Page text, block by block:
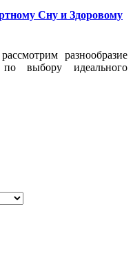
Сну и Здоровому
разнообразие
выбору идеального